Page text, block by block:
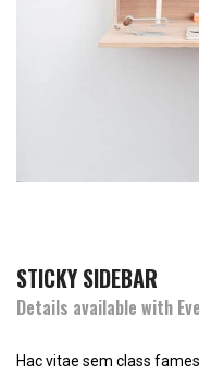
STICKY SIDEBAR
Details available with
Hac vitae sem class